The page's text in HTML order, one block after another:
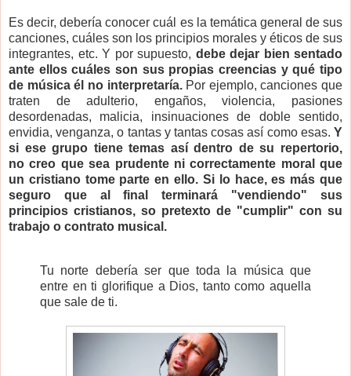
Es decir, debería conocer cuál es la temática general de sus
canciones, cuáles son los principios morales y éticos de sus
integrantes, etc. Y por supuesto, debe dejar bien sentado
ante ellos cuáles son sus propias creencias y qué tipo
de música él no interpretaría.Por ejemplo, canciones que
traten de adulterio, engaños, violencia, pasiones
desordenadas, malicia, insinuaciones de doble sentido,
envidia, venganza, o tantas y tantas cosas así como esas. Y
si ese grupo tiene temas así dentro de su repertorio,
no creo que sea prudente ni correctamente moral que
un cristiano tome parte en ello. Si lo hace, es más que
seguro que al final terminará "vendiendo" sus
principios cristianos, so pretexto de "cumplir" con su
trabajo o contrato musical.
Tu norte debería ser que toda la música que
entre en ti glorifique a Dios, tanto como aquella
que sale de ti.